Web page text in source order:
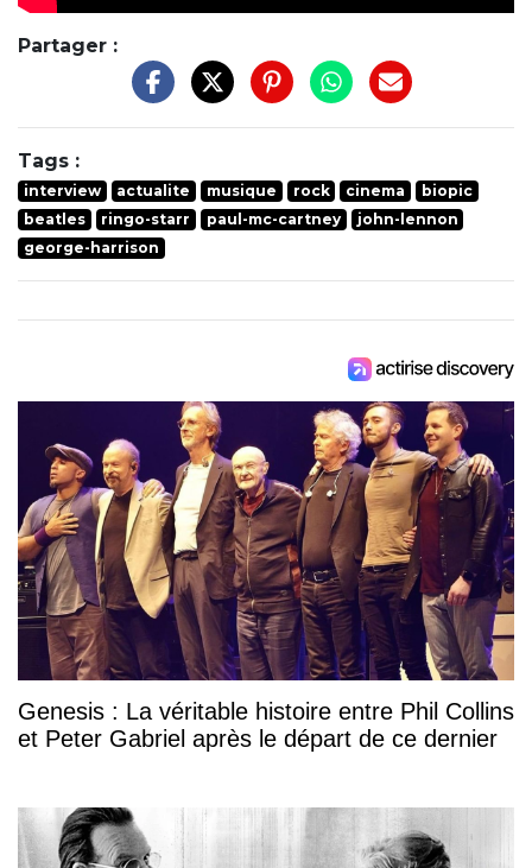
Partager :
Tags :
interview actualite musique rock cinema
biopic
beatles
ringo-starr paul-mc-cartney
john-lennon
george-harrison
Genesis : La véritable histoire entre Phil Collins
et Peter Gabriel après le départ de ce dernier